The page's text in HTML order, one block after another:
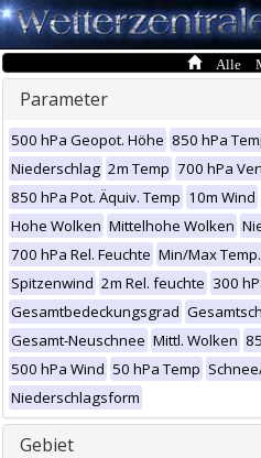
Alle
Parameter
500 hPa Geopot. Höhe 850 hPa
Niederschlag 2m Temp 700 hPa
850 hPa Pot. Äquiv. Temp 10m Wind
Hohe Wolken Mittelhohe Wolken
700 hPa Rel. Feuchte Min/Max Temp.
Spitzenwind 2m Rel. feuchte 300
Gesamtbedeckungsgrad
Gesamt-Neuschnee Mittl. Wolken
500 hPa Wind 50 hPa Temp
Niederschlagsform
Gebiet